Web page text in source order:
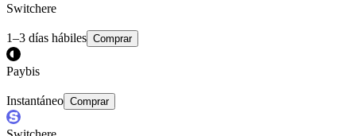
Switchere
1–3 días hábiles Comprar
Paybis
Instantáneo Comprar